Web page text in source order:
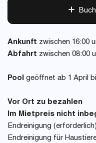
Ankunft zwischen 16:00
Abfahrt zwischen 08:00
Pool geöffnet ab 1 April
Vor Ort zu bezahlen
Im Mietpreis nicht
Endreinigung
Endreinigung für